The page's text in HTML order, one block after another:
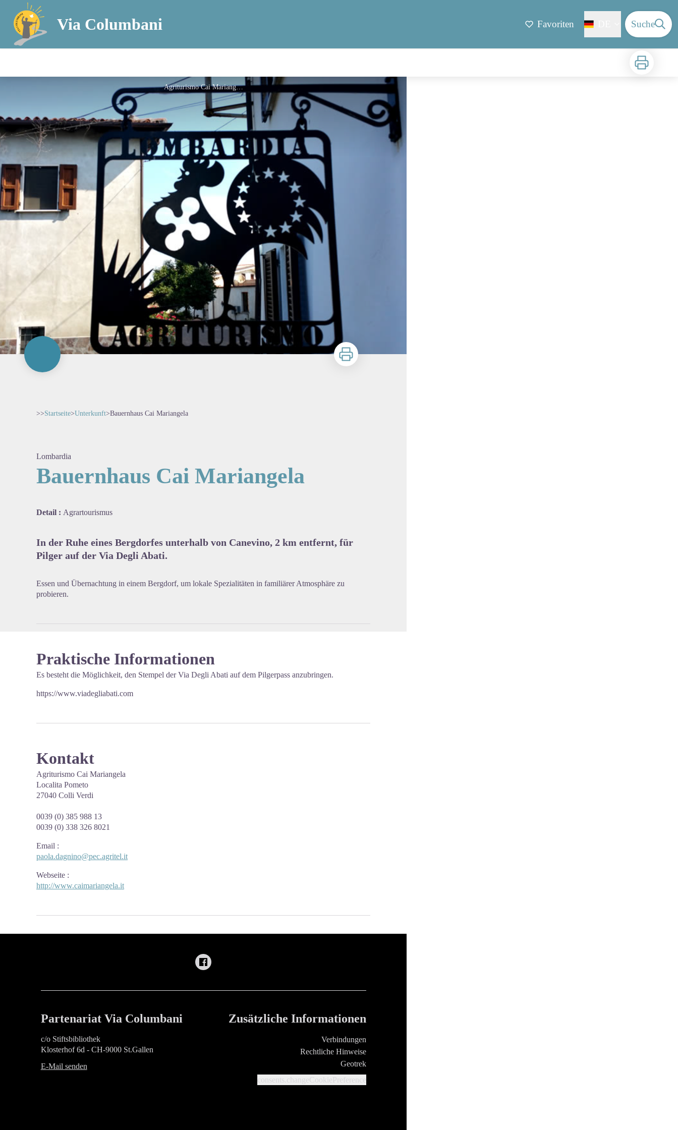
Via Columbani Favoriten Suche
Zu drucken
Agriturismo Cai Mariangela
Zu drucken
>>Startseite>Unterkunft>Bauernhaus Cai Mariangela
Lombardia
Bauernhaus Cai Mariangela
Detail : Agrartourismus
In der Ruhe eines Bergdorfes unterhalb von Canevino, 2 km entfernt, für
Pilger auf der Via Degli Abati.
Essen und Übernachtung in einem Bergdorf, um lokale Spezialitäten in familiärer Atmosphäre zu
probieren.
Praktische Informationen
Es besteht die Möglichkeit, den Stempel der Via Degli Abati auf dem Pilgerpass anzubringen.
https://www.viadegliabati.com
Kontakt
Agriturismo Cai Mariangela
Localita Pometo
27040 Colli Verdi
0039 (0) 385 988 13
0039 (0) 338 326 8021
Email :
paola.dagnino@pec.agritel.it
Webseite :
http://www.caimariangela.it
Partenariat Via Columbani
c/o Stiftsbibliothek
Klosterhof 6d - CH-9000 St.Gallen
E-Mail senden
Zusätzliche Informationen
Verbindungen
Rechtliche Hinweise
Geotrek
consents.changeCookiePreference